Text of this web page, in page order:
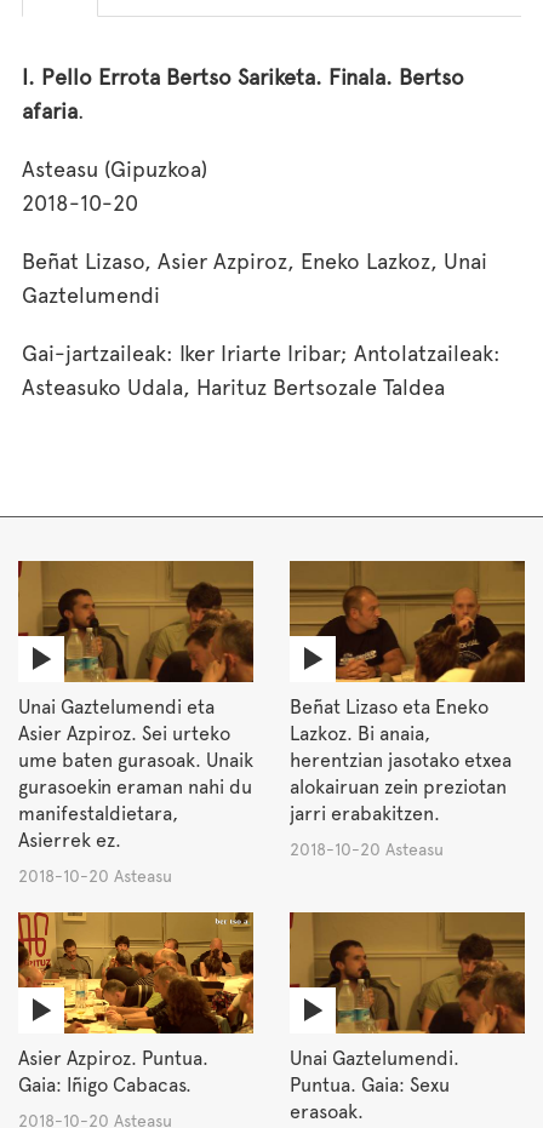
I. Pello Errota Bertso Sariketa. Finala. Bertso
afaria.
Asteasu (Gipuzkoa)
2018-10-20
Beñat Lizaso, Asier Azpiroz, Eneko Lazkoz, Unai
Gaztelumendi
Gai-jartzaileak: Iker Iriarte Iribar; Antolatzaileak:
Asteasuko Udala, Harituz Bertsozale Taldea
Unai Gaztelumendi eta
Asier Azpiroz. Sei urteko
ume baten gurasoak. Unaik
gurasoekin eraman nahi du
manifestaldietara,
Asierrek ez.
2018-10-20 Asteasu
Beñat Lizaso eta Eneko
Lazkoz. Bi anaia,
herentzian jasotako etxea
alokairuan zein preziotan
jarri erabakitzen.
2018-10-20 Asteasu
Asier Azpiroz. Puntua.
Gaia: Iñigo Cabacas.
2018-10-20 Asteasu
Unai Gaztelumendi.
Puntua. Gaia: Sexu
erasoak.